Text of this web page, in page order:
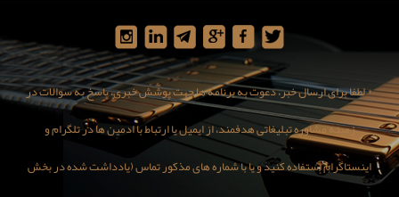
* لطفا برای ارسال خبر، دعوت به برنامه ها جهت پوشش خبری، پاسخ به سوالات در
زمینه مشاوره تبلیغاتی هدفمند، از ایمیل یا ارتباط با ادمین ها در تلگرام و
اینستاگرام استفاده کنید و یا با شماره های مذکور تماس (یادداشت شده در بخش